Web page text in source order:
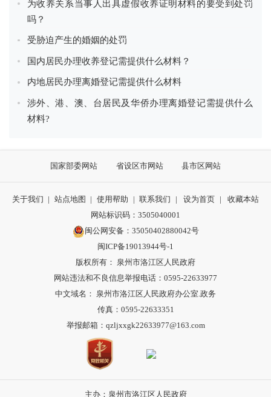
为收养关系当事人出具虚假收养证明材料的要受到处罚
吗？
受胁迫产生的婚姻的处罚
国内居民办理收养登记需提供什么材料？
内地居民办理离婚登记需提供什么材料
涉外、港、澳、台居民及华侨办理离婚登记需提供什么
材料?
国家部委网站 省设区市网站 县市区网站
关于我们 | 站点地图 | 使用帮助 | 联系我们 | 设为首页 |
收藏本站
网站标识码：3505040001
闽公网安备：35050402880042号
闽ICP备19013944号-1
版权所有： 泉州市洛江区人民政府
网站违法和不良信息举报电话：0595-22633977
中文域名： 泉州市洛江区人民政府办公室.政务
传真：0595-22633351
举报邮箱：qzljxxgk22633977@163.com
主办：泉州市洛江区人民政府